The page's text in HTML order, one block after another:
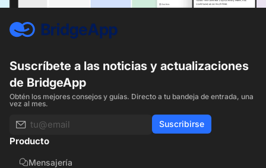
Suscríbete a las noticias y actualizaciones
de BridgeApp
Obtén los mejores consejos y guías. Directo a tu bandeja de entrada, una
vez al mes.
Suscribirse
Producto
Mensajería